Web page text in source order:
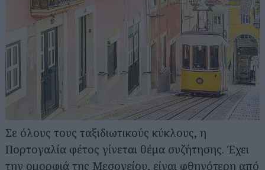
Σε όλους τους ταξιδιωτικούς κύκλους, η
Πορτογαλία φέτος γίνεται θέμα συζήτησης. Έχει
την ομορφιά της Μεσογείου, είναι φθηνότερη από